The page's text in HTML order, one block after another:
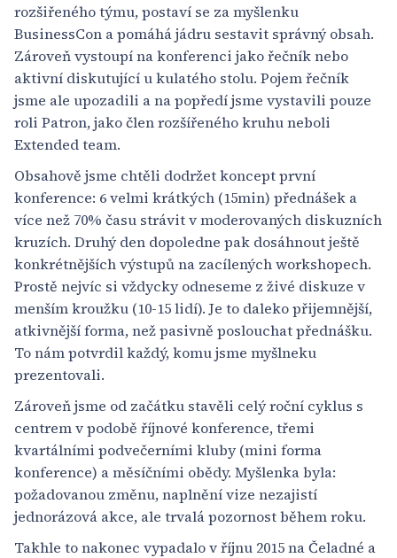
rozšiřeného týmu, postaví se za myšlenku
BusinessCon a pomáhá jádru sestavit správný obsah.
Zároveň vystoupí na konferenci jako řečník nebo
aktivní diskutující u kulatého stolu. Pojem řečník
jsme ale upozadili a na popředí jsme vystavili pouze
roli Patron, jako člen rozšířeného kruhu neboli
Extended team.
Obsahově jsme chtěli dodržet koncept první
konference: 6 velmi krátkých (15min) přednášek a
více než 70% času strávit v moderovaných diskuzních
kruzích. Druhý den dopoledne pak dosáhnout ještě
konkrétnějších výstupů na zacílených workshopech.
Prostě nejvíc si vždycky odneseme z živé diskuze v
menším kroužku (10-15 lidí). Je to daleko přijemnější,
atkivnější forma, než pasivně poslouchat přednášku.
To nám potvrdil každý, komu jsme myšlneku
prezentovali.
Zároveň jsme od začátku stavěli celý roční cyklus s
centrem v podobě říjnové konference, třemi
kvartálními podvečerními kluby (mini forma
konference) a měsíčními obědy. Myšlenka byla:
požadovanou změnu, naplnění vize nezajistí
jednorázová akce, ale trvalá pozornost během roku.
Takhle to nakonec vypadalo v říjnu 2015 na Čeladné a